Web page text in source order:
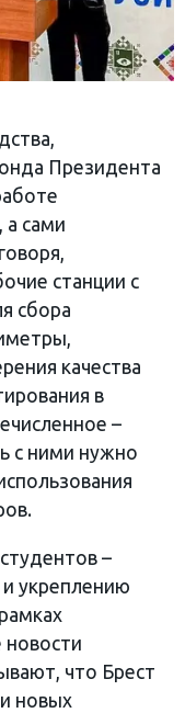
Президента
а сами
станции с
сбора
качества
в
–
с ними нужно
–
укреплению
новости
что Брест
новых